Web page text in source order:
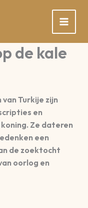
de kale
Turkije zijn
en
Ze dateren
een
de zoektocht
oorlog en